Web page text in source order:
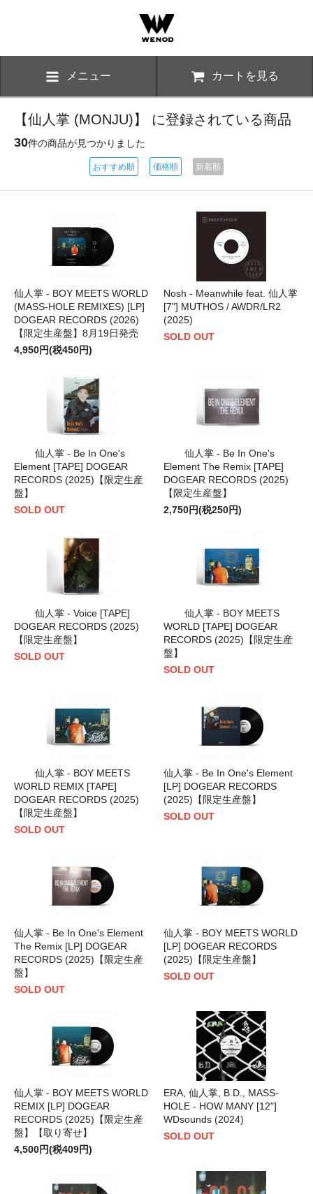
メニュー カートを見る
【仙人掌 (MONJU)】 に登録されている商品
30件の商品が見つかりました
おすすめ順 価格順 新着順
仙人掌 - BOY MEETS WORLD
(MASS-HOLE REMIXES) [LP]
DOGEAR RECORDS (2026)
【限定生産盤】8月19日発売
4,950円(税450円)
Nosh - Meanwhile feat. 仙人掌
[7"] MUTHOS / AWDR/LR2
(2025)
SOLD OUT
仙人掌 - Be In One's
Element [TAPE] DOGEAR
RECORDS (2025)【限定生産
盤】
SOLD OUT
仙人掌 - Be In One's
Element The Remix [TAPE]
DOGEAR RECORDS (2025)
【限定生産盤】
2,750円(税250円)
仙人掌 - Voice [TAPE]
DOGEAR RECORDS (2025)
【限定生産盤】
SOLD OUT
仙人掌 - BOY MEETS
WORLD [TAPE] DOGEAR
RECORDS (2025)【限定生産
盤】
SOLD OUT
仙人掌 - BOY MEETS
WORLD REMIX [TAPE]
DOGEAR RECORDS (2025)
【限定生産盤】
SOLD OUT
仙人掌 - Be In One's Element
[LP] DOGEAR RECORDS
(2025)【限定生産盤】
SOLD OUT
仙人掌 - Be In One's Element
The Remix [LP] DOGEAR
RECORDS (2025)【限定生産
盤】
SOLD OUT
仙人掌 - BOY MEETS WORLD
[LP] DOGEAR RECORDS
(2025)【限定生産盤】
SOLD OUT
仙人掌 - BOY MEETS WORLD
REMIX [LP] DOGEAR
RECORDS (2025)【限定生産
盤】【取り寄せ】
4,500円(税409円)
ERA, 仙人掌, B.D., MASS-
HOLE - HOW MANY [12"]
WDsounds (2024)
SOLD OUT